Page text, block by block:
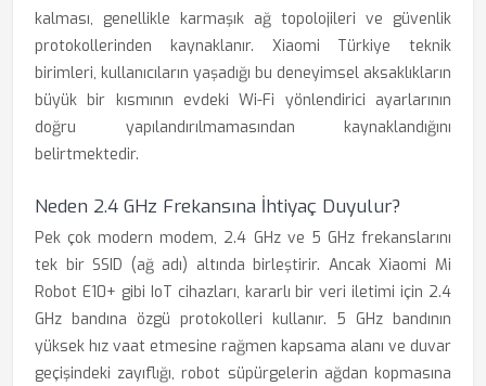
kalması, genellikle karmaşık ağ topolojileri ve güvenlik
protokollerinden kaynaklanır. Xiaomi Türkiye teknik
birimleri, kullanıcıların yaşadığı bu deneyimsel aksaklıkların
büyük bir kısmının evdeki Wi-Fi yönlendirici ayarlarının
doğru yapılandırılmamasından kaynaklandığını
belirtmektedir.
Neden 2.4 GHz Frekansına İhtiyaç Duyulur?
Pek çok modern modem, 2.4 GHz ve 5 GHz frekanslarını
tek bir SSID (ağ adı) altında birleştirir. Ancak Xiaomi Mi
Robot E10+ gibi IoT cihazları, kararlı bir veri iletimi için 2.4
GHz bandına özgü protokolleri kullanır. 5 GHz bandının
yüksek hız vaat etmesine rağmen kapsama alanı ve duvar
geçişindeki zayıflığı, robot süpürgelerin ağdan kopmasına